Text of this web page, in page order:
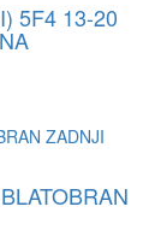
5F4 13-20